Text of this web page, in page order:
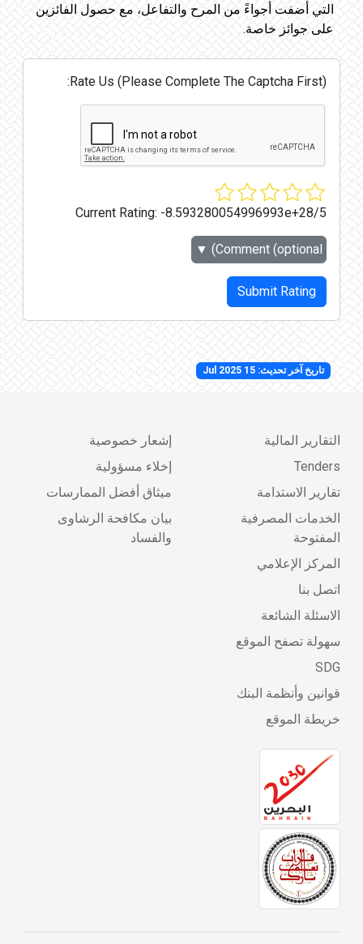
التي أضفت أجواءً من المرح والتفاعل، مع حصول الفائزين
على جوائز خاصة.
Rate Us (Please Complete The Captcha First):
Current Rating: -8.593280054996993e+28/5
Comment (optional)
▼
Submit Rating
تاريخ آخر تحديث: 15 Jul 2025
التقارير المالية
Tenders
تقارير الاستدامة
الخدمات المصرفية
المفتوحة
المركز الإعلامي
اتصل بنا
الاسئلة الشائعة
سهولة تصفح الموقع
SDG
قوانين وأنظمة البنك
خريطة الموقع
إشعار خصوصية
إخلاء مسؤولية
ميثاق أفضل الممارسات
بيان مكافحة الرشاوى
والفساد